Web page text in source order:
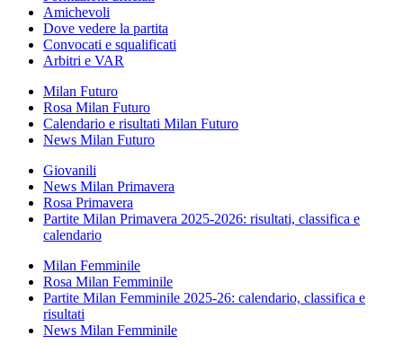
Amichevoli
Dove vedere la partita
Convocati e squalificati
Arbitri e VAR
Milan Futuro
Rosa Milan Futuro
Calendario e risultati Milan Futuro
News Milan Futuro
Giovanili
News Milan Primavera
Rosa Primavera
Partite Milan Primavera 2025-2026: risultati, classifica e
calendario
Milan Femminile
Rosa Milan Femminile
Partite Milan Femminile 2025-26: calendario, classifica e
risultati
News Milan Femminile